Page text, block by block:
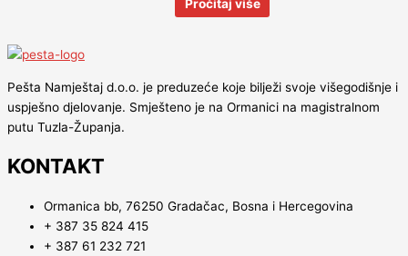
Pročitaj više
Pešta Namještaj d.o.o. je preduzeće koje bilježi svoje višegodišnje i
uspješno djelovanje. Smješteno je na Ormanici na magistralnom
putu Tuzla-Županja.
KONTAKT
Ormanica bb, 76250 Gradačac, Bosna i Hercegovina
+ 387 35 824 415
+ 387 61 232 721